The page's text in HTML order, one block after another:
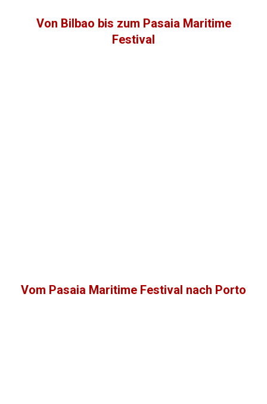
Von Bilbao bis zum Pasaia Maritime
Festival
Vom Pasaia Maritime Festival nach Porto